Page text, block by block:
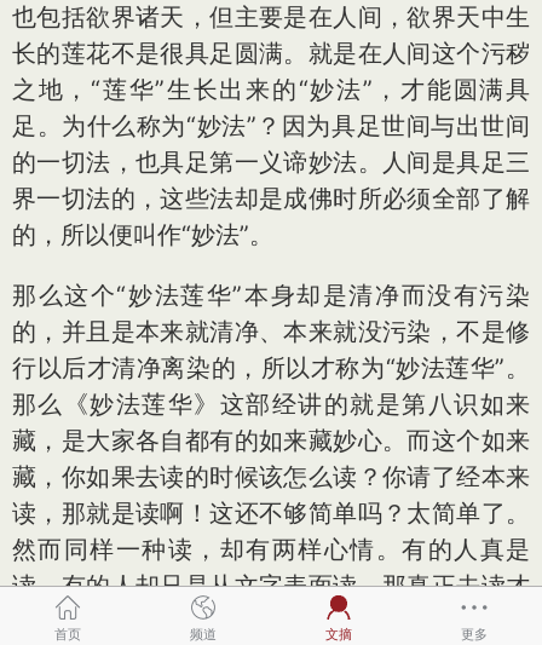
也包括欲界诸天，但主要是在人间，欲界天中生
长的莲花不是很具足圆满。就是在人间这个污秽
之地，“莲华”生长出来的“妙法”，才能圆满具
足。为什么称为“妙法”？因为具足世间与出世间
的一切法，也具足第一义谛妙法。人间是具足三
界一切法的，这些法却是成佛时所必须全部了解
的，所以便叫作“妙法”。
那么这个“妙法莲华”本身却是清净而没有污染
的，并且是本来就清净、本来就没污染，不是修
行以后才清净离染的，所以才称为“妙法莲华”。
那么《妙法莲华》这部经讲的就是第八识如来
藏，是大家各自都有的如来藏妙心。而这个如来
藏，你如果去读的时候该怎么读？你请了经本来
读，那就是读啊！这还不够简单吗？太简单了。
然而同样一种读，却有两样心情。有的人真是
读，有的人却只是从文字表面读。那真正去读才
是“此经”所说的“读”啦！因为正在读时，都知道
首页 频道 文摘 更多